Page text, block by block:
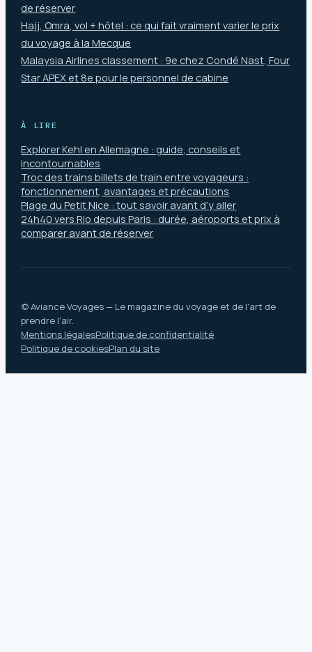
de réserver
Hajj, Omra, vol + hôtel : ce qui fait vraiment varier le prix
du voyage à la Mecque
Malaysia Airlines classement : 9e chez Condé Nast, Four
Star APEX et 8e pour le personnel de cabine
À LIRE
Explorer Kehl en Allemagne : guide, conseils et
incontournables
Troc des trains billets de train entre voyageurs :
fonctionnement, avantages et précautions
Plage du Petit Nice : tout savoir avant d’y aller
24h40 vers Rio depuis Paris : durée, aéroports et prix à
comparer avant de réserver
© Aviance Voyages — Le magazine du voyage et de l'art de
prendre l'air.
Mentions légalesPolitique de confidentialité
Politique de cookiesPlan du site